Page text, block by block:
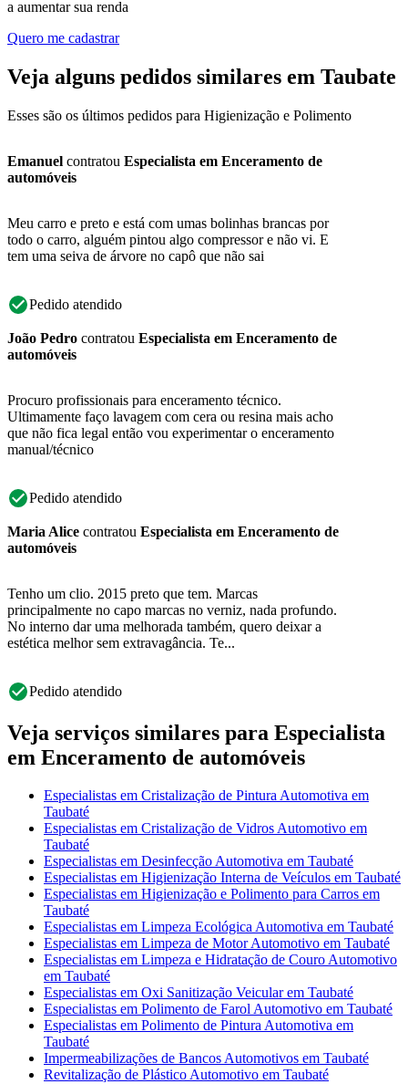
a aumentar sua renda
Quero me cadastrar
Veja alguns pedidos similares em Taubate
Esses são os últimos pedidos para Higienização e Polimento
Emanuel contratou Especialista em Enceramento de
automóveis
Meu carro e preto e está com umas bolinhas brancas por
todo o carro, alguém pintou algo compressor e não vi. E
tem uma seiva de árvore no capô que não sai
Pedido atendido
João Pedro contratou Especialista em Enceramento de
automóveis
Procuro profissionais para enceramento técnico.
Ultimamente faço lavagem com cera ou resina mais acho
que não fica legal então vou experimentar o enceramento
manual/técnico
Pedido atendido
Maria Alice contratou Especialista em Enceramento de
automóveis
Tenho um clio. 2015 preto que tem. Marcas
principalmente no capo marcas no verniz, nada profundo.
No interno dar uma melhorada também, quero deixar a
estética melhor sem extravagância. Te...
Pedido atendido
Veja serviços similares para Especialista
em Enceramento de automóveis
Especialistas em Cristalização de Pintura Automotiva em
Taubaté
Especialistas em Cristalização de Vidros Automotivo em
Taubaté
Especialistas em Desinfecção Automotiva em Taubaté
Especialistas em Higienização Interna de Veículos em Taubaté
Especialistas em Higienização e Polimento para Carros em
Taubaté
Especialistas em Limpeza Ecológica Automotiva em Taubaté
Especialistas em Limpeza de Motor Automotivo em Taubaté
Especialistas em Limpeza e Hidratação de Couro Automotivo
em Taubaté
Especialistas em Oxi Sanitização Veicular em Taubaté
Especialistas em Polimento de Farol Automotivo em Taubaté
Especialistas em Polimento de Pintura Automotiva em
Taubaté
Impermeabilizações de Bancos Automotivos em Taubaté
Revitalização de Plástico Automotivo em Taubaté